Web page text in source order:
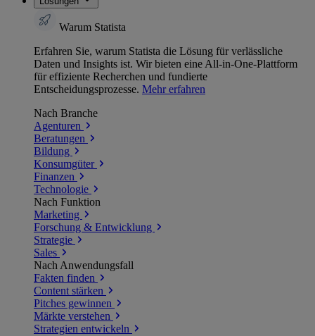
Warum Statista
Erfahren Sie, warum Statista die Lösung für verlässliche
Daten und Insights ist. Wir bieten eine All-in-One-Plattform
für effiziente Recherchen und fundierte
Entscheidungsprozesse. Mehr erfahren
Nach Branche
Agenturen
Beratungen
Bildung
Konsumgüter
Finanzen
Technologie
Nach Funktion
Marketing
Forschung & Entwicklung
Strategie
Sales
Nach Anwendungsfall
Fakten finden
Content stärken
Pitches gewinnen
Märkte verstehen
Strategien entwickeln